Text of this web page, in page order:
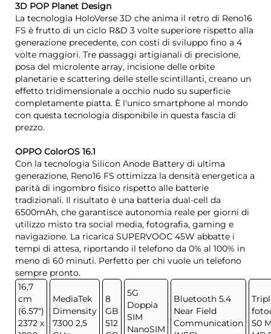
3D POP Planet Design
La tecnologia HoloVerse 3D che anima il retro di Reno16
FS è frutto di un ciclo R&D 3 volte superiore rispetto alla
generazione precedente, con costi di sviluppo fino a 4
volte maggiori. Tre passaggi artigianali di precisione,
posa del microlente array, incisione delle orbite
planetarie e scattering delle stelle scintillanti, creano un
effetto tridimensionale a occhio nudo su superficie
completamente piatta. È l'unico smartphone al mondo
con questa tecnologia disponibile in questa fascia di
prezzo.
OPPO ColorOS 16.1
Con la tecnologia Silicon Anode Battery di ultima
generazione, Reno16 FS ottimizza la densità energetica a
parità di ingombro fisico rispetto alle batterie
tradizionali. Il risultato è una batteria dual-cell da
6500mAh, che garantisce autonomia reale per giorni di
utilizzo misto tra social media, fotografia, gaming e
navigazione. La ricarica SUPERVOOC 45W abbatte i
tempi di attesa, riportando il telefono da 0% al 100% in
meno di 60 minuti. Perfetto per chi vuole un telefono
sempre pronto.
16,7
cm
(6.57")
2372 x
MediaTek
Dimensity
7300 2,5
8
GB
512
5G
Doppia
SIM
NanoSIM
Bluetooth 5.4
Near Field
Communication
50